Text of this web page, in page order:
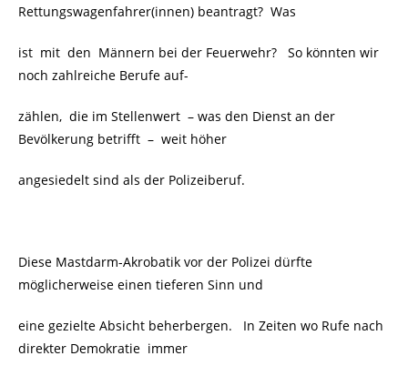
Rettungswagenfahrer(innen) beantragt? Was
ist mit den Männern bei der Feuerwehr? So könnten wir
noch zahlreiche Berufe auf-
zählen, die im Stellenwert – was den Dienst an der
Bevölkerung betrifft – weit höher
angesiedelt sind als der Polizeiberuf.
Diese Mastdarm-Akrobatik vor der Polizei dürfte
möglicherweise einen tieferen Sinn und
eine gezielte Absicht beherbergen. In Zeiten wo Rufe nach
direkter Demokratie immer